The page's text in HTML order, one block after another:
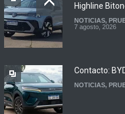
Argentina y
Highline
NOTICIAS,
7 agosto, 2026
Contacto:
NOTICIAS,